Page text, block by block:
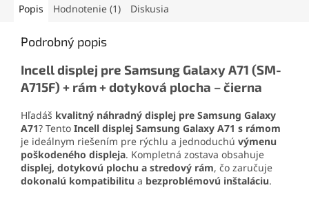
riešenie pre rýchlu a
Popis Hodnotenie (1) Diskusia
Podrobný popis
Incell displej pre Samsung Galaxy A71 (SM-
A715F) + rám + dotyková plocha – čierna
Hľadáš kvalitný náhradný displej pre Samsung Galaxy
A71? Tento Incell displej Samsung Galaxy A71 s rámom
je ideálnym riešením pre rýchlu a jednoduchú výmenu
poškodeného displeja. Kompletná zostava obsahuje
displej, dotykovú plochu a stredový rám, čo zaručuje
dokonalú kompatibilitu a bezproblémovú inštaláciu.